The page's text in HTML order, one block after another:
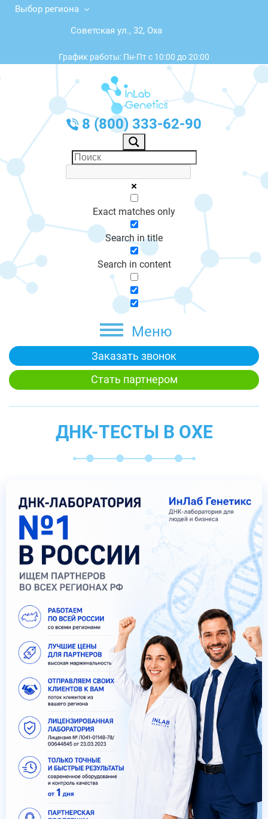
Выбор региона
Советская ул., 32, Оха
График работы: Пн-Пт с 10:00 до 20:00
8 (800) 333-62-90
Exact matches only
Search in title
Search in content
Меню
Заказать звонок
Стать партнером
ДНК-ТЕСТЫ В ОХЕ